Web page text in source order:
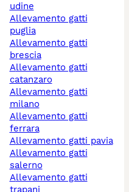
udine
allevamento gatti
puglia
allevamento gatti
brescia
allevamento gatti
catanzaro
allevamento gatti
milano
allevamento gatti
ferrara
allevamento gatti pavia
allevamento gatti
salerno
allevamento gatti
trapani